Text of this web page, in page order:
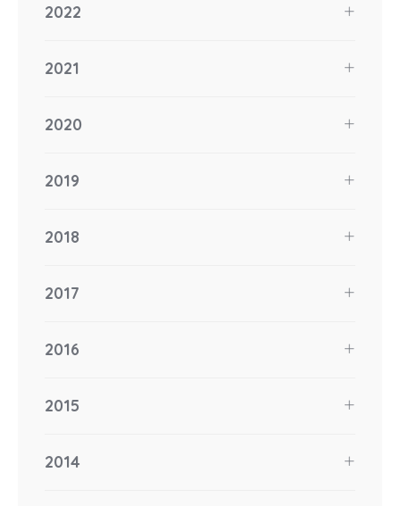
2022
2021
2020
2019
2018
2017
2016
2015
2014